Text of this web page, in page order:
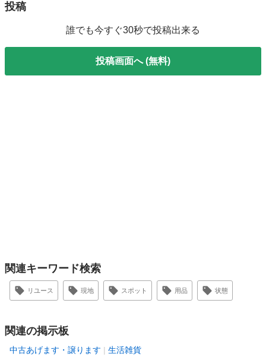
投稿
誰でも今すぐ30秒で投稿出来る
投稿画面へ (無料)
関連キーワード検索
リユース 現地 スポット 用品 状態
関連の掲示板
中古あげます・譲ります 生活雑貨